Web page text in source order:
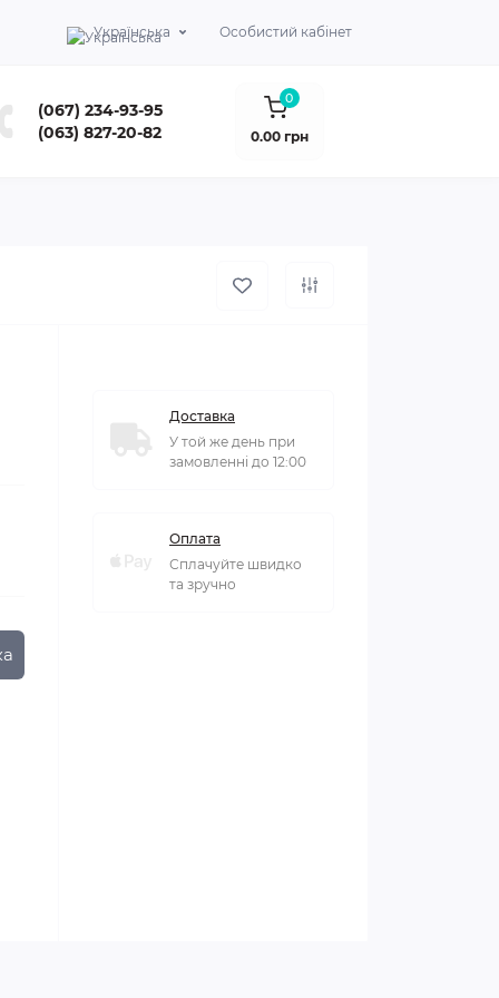
Українська Особистий кабінет
(067) 234-93-95
(063) 827-20-82
0
0.00 грн
Доставка
У той же день при
замовленні до 12:00
Оплата
Сплачуйте швидко
та зручно